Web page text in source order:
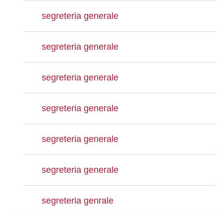
segreteria generale
segreteria generale
segreteria generale
segreteria generale
segreteria generale
segreteria generale
segreteria genrale